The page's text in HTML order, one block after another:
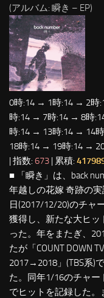
(アルバム: 瞬き – EP)
0時:14 → 1時:14 → 2
時:14 → 7時:14 → 8時
時:14 → 13時:14 → 14
18時:14 → 19時:14 →
| 指数: 673 | 累積:
■ 「瞬き」は、back
年越しの花嫁 奇跡の
日(2017/12/20)のチャ
獲得し、新たな大ヒッ
った。年をまたぎ、
たが「COUNT DOWN
2017→2018」(TBS系)
た。同年1/16のチャー
でヒットを記録した。